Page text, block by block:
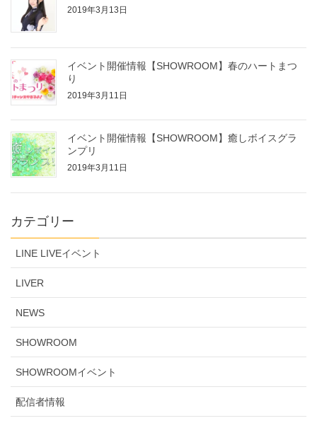
2019年3月13日
イベント開催情報【SHOWROOM】春のハートまつ
り
2019年3月11日
イベント開催情報【SHOWROOM】癒しボイスグラ
ンプリ
2019年3月11日
カテゴリー
LINE LIVEイベント
LIVER
NEWS
SHOWROOM
SHOWROOMイベント
配信者情報